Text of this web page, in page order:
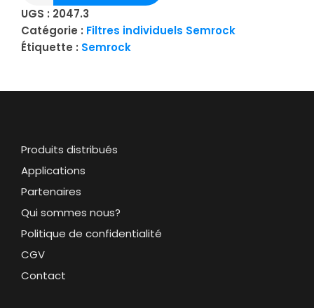
UGS : 2047.3
Catégorie : Filtres individuels Semrock
Étiquette : Semrock
Produits distribués
Applications
Partenaires
Qui sommes nous?
Politique de confidentialité
CGV
Contact